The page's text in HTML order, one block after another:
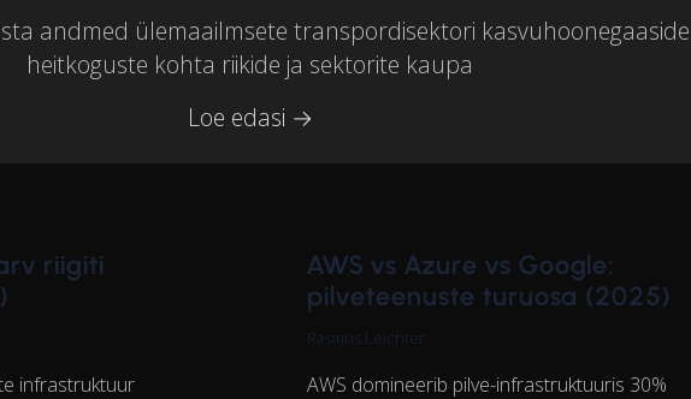
andmed ülemaailmsete transpordisektori kasvuhoonegaaside
heitkoguste kohta riikide ja sektorite kaupa
Loe edasi →
riigiti
infrastruktuur
AWS vs Azure vs Google:
pilveteenuste turuosa (2025)
Rasmus Leichter
AWS domineerib pilve-infrastruktuuris 30%